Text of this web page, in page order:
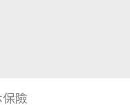
險